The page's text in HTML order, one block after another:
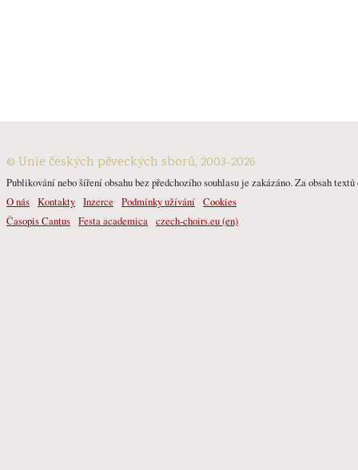
© Unie českých pěveckých sborů, 2003-2026
Publikování nebo šíření obsahu bez předchozího souhlasu je zakázáno. Za obsah
O nás Kontakty Inzerce Podmínky užívání Cookies
Časopis Cantus Festa academica czech-choirs.eu (en)